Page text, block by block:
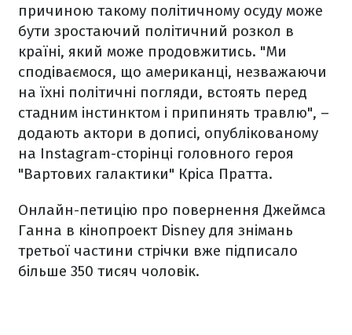
причиною такому політичному осуду може
бути зростаючий політичний розкол в
країні, який може продовжитись. "Ми
сподіваємося, що американці, незважаючи
на їхні політичні погляди, встоять перед
стадним інстинктом і припинять травлю", –
додають актори в дописі, опублікованому
на Instagram-сторінці головного героя
"Вартових галактики" Кріса Пратта.
Онлайн-петицію про повернення Джеймса
Ганна в кінопроект Disney для знімань
третьої частини стрічки вже підписало
більше 350 тисяч чоловік.